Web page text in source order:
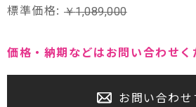
標準価格: ￥1,089,000
価格・納期などはお問い合わせく
お問い合わせ